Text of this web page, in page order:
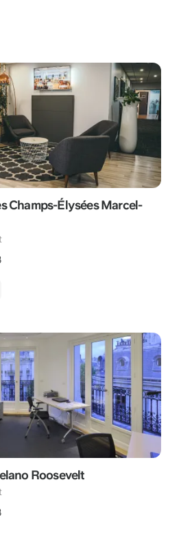
Champs-Élysées Marcel-
Roosevelt